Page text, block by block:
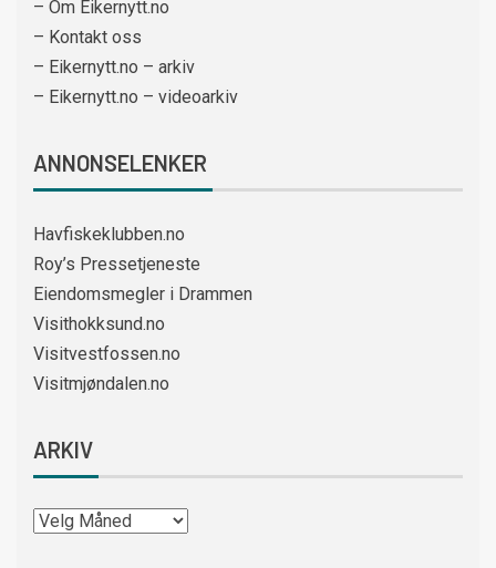
– Om Eikernytt.no
– Kontakt oss
– Eikernytt.no – arkiv
– Eikernytt.no – videoarkiv
ANNONSELENKER
Havfiskeklubben.no
Roy’s Pressetjeneste
Eiendomsmegler i Drammen
Visithokksund.no
Visitvestfossen.no
Visitmjøndalen.no
ARKIV